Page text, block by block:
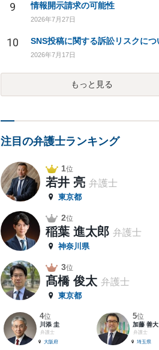
9 情報開示請求の可能性
2026年7月27日
10
2026年7月17日
もっと見る
注目の弁護士ランキング
1位
若井 亮 弁護士
東京都
2位
稲葉 進太郎 弁護士
神奈川県
3位
髙橋 俊太 弁護士
東京都
4位
川添 圭
弁護士
大阪府
5位
加藤 善大
弁護士
埼玉県